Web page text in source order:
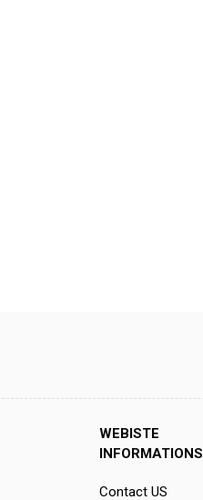
WEBISTE
INFORMATIONS
Contact US